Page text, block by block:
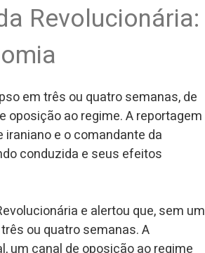
Revolucionária:
em três ou quatro semanas, de
oposição ao regime. A reportagem
e o comandante da
conduzida e seus efeitos
e alertou que, sem um
ou quatro semanas. A